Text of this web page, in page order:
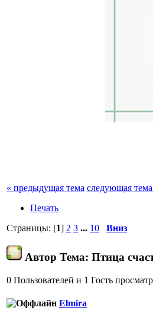
« предыдущая тема следующая
Печать
Страницы: [1] 2 3 ... 10 Вниз
Автор Тема: Птица
0 Пользователей и 1 Гость
Elmira